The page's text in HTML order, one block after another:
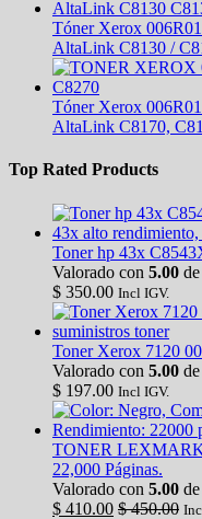
Tóner Xerox
AltaLink C8130 /
Tóner Xerox
AltaLink C8170,
Top Rated Products
Toner hp 43x
Valorado con 5.00
$ 350.00 Incl IGV.
Toner Xerox 7120
Valorado con 5.00
$ 197.00 Incl IGV.
TONER
22,000 Páginas.
Valorado con 5.00
$ 410.00 $450.00